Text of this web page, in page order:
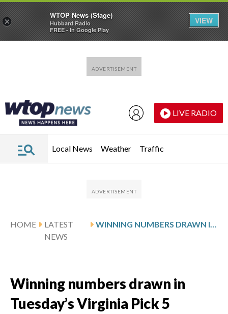
LIVE RADIO
Local News Weather Traffic
HOME
LATEST
NEWS
WINNING NUMBERS DRAWN IN TUESDAY’S VIRGINIA PICK 5 MIDDAY
Winning numbers drawn in
Tuesday’s Virginia Pick 5
×
WTOP News (Stage)
Hubbard Radio
FREE - In Google Play
VIEW